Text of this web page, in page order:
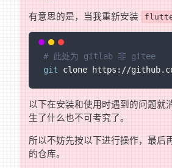
有意思的是，当我重新安装
# 此处为 gitlab 非 gitee
git clone https://
以下在安装和使用时遇到的问题就
生了什么也不可考究了。
所以不妨先按以下进行操作，最后
的仓库。